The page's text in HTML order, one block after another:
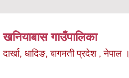
खनियाबास गाउँपालिका
दार्खा, धादिङ, बागमती प्रदेश , नेपाल ।